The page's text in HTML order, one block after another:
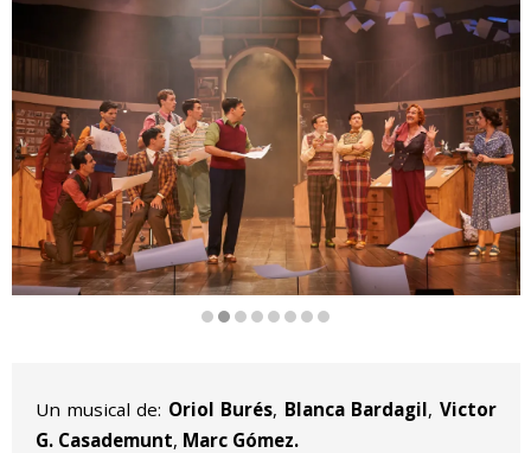
Un musical de: Oriol Burés, Blanca Bardagil, Victor
G. Casademunt, Marc Gómez.